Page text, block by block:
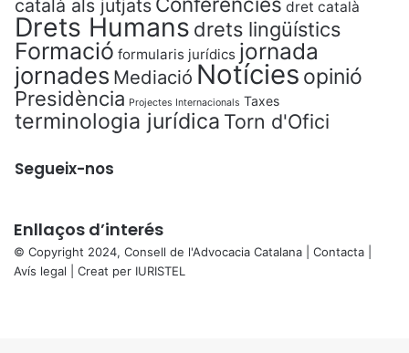
català als jutjats dret català
Drets Humans drets lingüístics
Formació formularis jurídics jornada
jornades Mediació Notícies opinió
Presidència Projectes Internacionals Taxes
terminologia jurídica Torn d'Ofici
Segueix-nos
Enllaços d’interés
© Copyright 2024, Consell de l'Advocacia Catalana | Contacta
Avís legal | Creat per IURISTEL